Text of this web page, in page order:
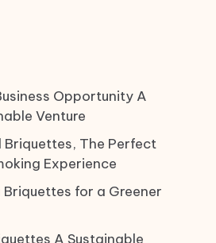
Opportunity A
Venture
Briquettes, The Perfect
Experience
for a Greener
A Sustainable